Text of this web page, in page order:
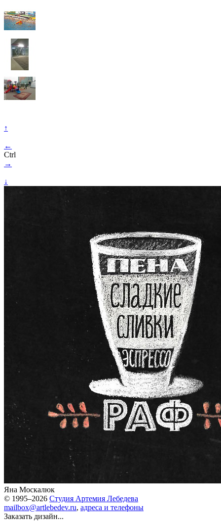
↑
←
Ctrl
→
↓
Яна Москалюк
© 1995–2026 Студия Артемия Лебедева
mailbox@artlebedev.ru, адреса и телефоны
Заказать дизайн...